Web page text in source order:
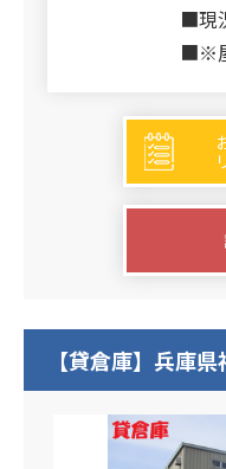
■現
■※
【貸倉庫】兵庫